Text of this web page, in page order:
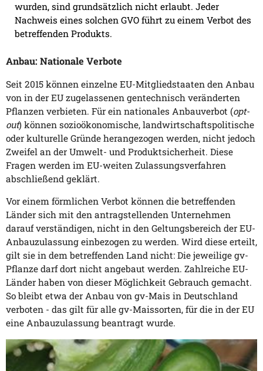
wurden, sind grundsätzlich nicht erlaubt. Jeder
Nachweis eines solchen GVO führt zu einem Verbot des
betreffenden Produkts.
Anbau: Nationale Verbote
Seit 2015 können einzelne EU-Mitgliedstaaten den Anbau
von in der EU zugelassenen gentechnisch veränderten
Pflanzen verbieten. Für ein nationales Anbauverbot (opt-
out) können sozioökonomische, landwirtschaftspolitische
oder kulturelle Gründe herangezogen werden, nicht jedoch
Zweifel an der Umwelt- und Produktsicherheit. Diese
Fragen werden im EU-weiten Zulassungsverfahren
abschließend geklärt.
Vor einem förmlichen Verbot können die betreffenden
Länder sich mit den antragstellenden Unternehmen
darauf verständigen, nicht in den Geltungsbereich der EU-
Anbauzulassung einbezogen zu werden. Wird diese erteilt,
gilt sie in dem betreffenden Land nicht: Die jeweilige gv-
Pflanze darf dort nicht angebaut werden. Zahlreiche EU-
Länder haben von dieser Möglichkeit Gebrauch gemacht.
So bleibt etwa der Anbau von gv-Mais in Deutschland
verboten - das gilt für alle gv-Maissorten, für die in der EU
eine Anbauzulassung beantragt wurde.